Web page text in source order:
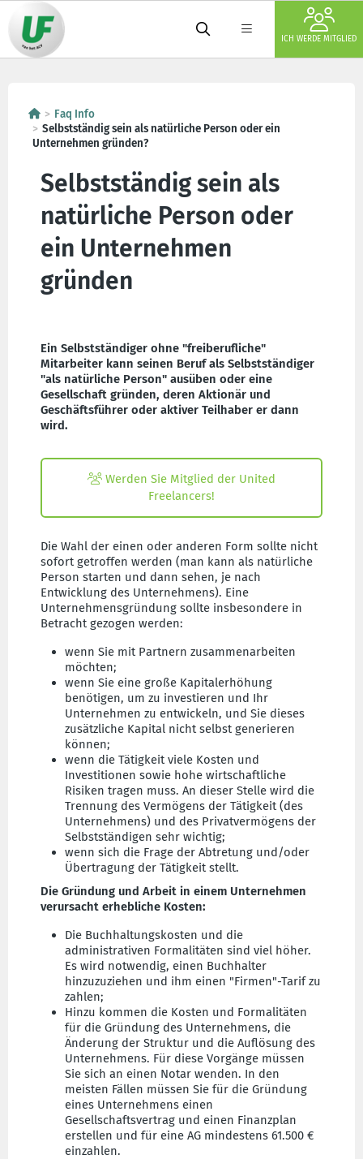
ICH WERDE MITGLIED
Faq Info
Selbstständig sein als natürliche Person oder ein
Unternehmen gründen?
Selbstständig sein als
natürliche Person oder
ein Unternehmen
gründen
Ein Selbstständiger ohne "freiberufliche"
Mitarbeiter kann seinen Beruf als Selbstständiger
"als natürliche Person" ausüben oder eine
Gesellschaft gründen, deren Aktionär und
Geschäftsführer oder aktiver Teilhaber er dann
wird.
Werden Sie Mitglied der United
Freelancers!
Die Wahl der einen oder anderen Form sollte nicht
sofort getroffen werden (man kann als natürliche
Person starten und dann sehen, je nach
Entwicklung des Unternehmens). Eine
Unternehmensgründung sollte insbesondere in
Betracht gezogen werden:
wenn Sie mit Partnern zusammenarbeiten
möchten;
wenn Sie eine große Kapitalerhöhung
benötigen, um zu investieren und Ihr
Unternehmen zu entwickeln, und Sie dieses
zusätzliche Kapital nicht selbst generieren
können;
wenn die Tätigkeit viele Kosten und
Investitionen sowie hohe wirtschaftliche
Risiken tragen muss. An dieser Stelle wird die
Trennung des Vermögens der Tätigkeit (des
Unternehmens) und des Privatvermögens der
Selbstständigen sehr wichtig;
wenn sich die Frage der Abtretung und/oder
Übertragung der Tätigkeit stellt.
Die Gründung und Arbeit in einem Unternehmen
verursacht erhebliche Kosten:
Die Buchhaltungskosten und die
administrativen Formalitäten sind viel höher.
Es wird notwendig, einen Buchhalter
hinzuzuziehen und ihm einen "Firmen"-Tarif zu
zahlen;
Hinzu kommen die Kosten und Formalitäten
für die Gründung des Unternehmens, die
Änderung der Struktur und die Auflösung des
Unternehmens. Für diese Vorgänge müssen
Sie sich an einen Notar wenden. In den
meisten Fällen müssen Sie für die Gründung
eines Unternehmens einen
Gesellschaftsvertrag und einen Finanzplan
erstellen und für eine AG mindestens 61.500 €
einzahlen.